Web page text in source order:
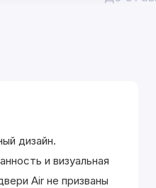
дизайн.
и визуальная
Air не призваны